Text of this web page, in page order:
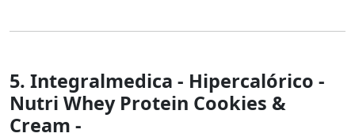
5. Integralmedica - Hipercalórico -
Nutri Whey Protein Cookies &
Cream -